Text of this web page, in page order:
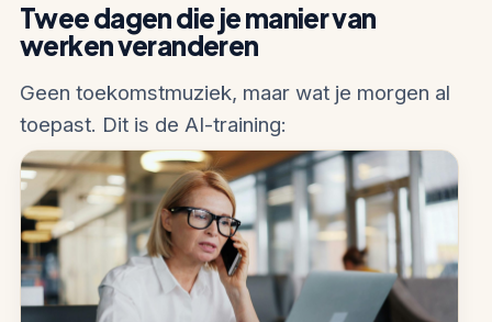
Twee dagen die je manier van
werken veranderen
Geen toekomstmuziek, maar wat je morgen al
toepast. Dit is de AI-training: